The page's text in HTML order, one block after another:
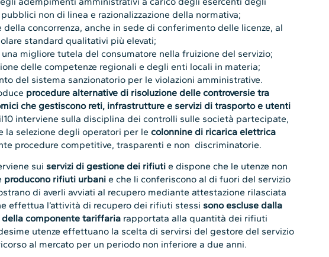
non di linea e razionalizzazione della normativa;
della concorrenza, anche in sede di conferimento delle licenze, al
standard qualitativi più elevati;
migliore tutela del consumatore nella fruizione del servizio;
delle competenze regionali e degli enti locali in materia;
del sistema sanzionatorio per le violazioni amministrative.
procedure alternative di risoluzione delle controversie tra
che gestiscono reti, infrastrutture e servizi di trasporto e utenti
interviene sulla disciplina dei controlli sulle società partecipate,
la selezione degli operatori per lecolonnine di ricarica elettrica
procedure competitive, trasparenti e non discriminatorie.
sui servizi di gestione dei rifiutie dispone che le utenze non
producono rifiuti urbanie che li conferiscono al di fuori del servizio
di averli avviati al recupero mediante attestazione rilasciata
effettua l’attività di recupero dei rifiuti stessi sono escluse dalla
della componente tariffaria rapportata alla quantità dei rifiuti
utenze effettuano la scelta di servirsi del gestore del servizio
al mercato per un periodo non inferiore a due anni.